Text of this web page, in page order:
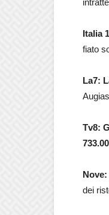
Italia
fiato
La7:
Tv8:
dei